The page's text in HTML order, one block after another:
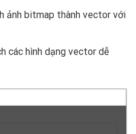
ảnh bitmap thành vector với
các hình dạng vector dễ